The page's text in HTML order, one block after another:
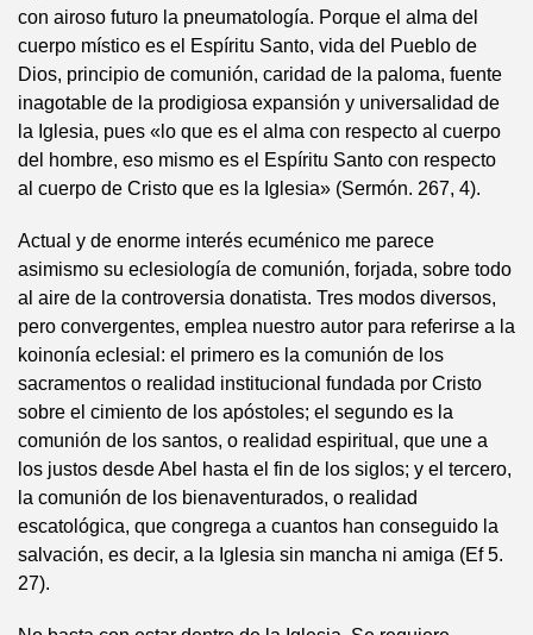
con airoso futuro la pneumatología. Porque el alma del
cuerpo místico es el Espíritu Santo, vida del Pueblo de
Dios, principio de comunión, caridad de la paloma, fuente
inagotable de la prodigiosa expansión y universalidad de
la Iglesia, pues «lo que es el alma con respecto al cuerpo
del hombre, eso mismo es el Espíritu Santo con respecto
al cuerpo de Cristo que es la Iglesia» (Sermón. 267, 4).
Actual y de enorme interés ecuménico me parece
asimismo su eclesiología de comunión, forjada, sobre todo
al aire de la controversia donatista. Tres modos diversos,
pero convergentes, emplea nuestro autor para referirse a la
koinonía eclesial: el primero es la comunión de los
sacramentos o realidad institucional fundada por Cristo
sobre el cimiento de los apóstoles; el segundo es la
comunión de los santos, o realidad espiritual, que une a
los justos desde Abel hasta el fin de los siglos; y el tercero,
la comunión de los bienaventurados, o realidad
escatológica, que congrega a cuantos han conseguido la
salvación, es decir, a la Iglesia sin mancha ni amiga (Ef 5.
27).